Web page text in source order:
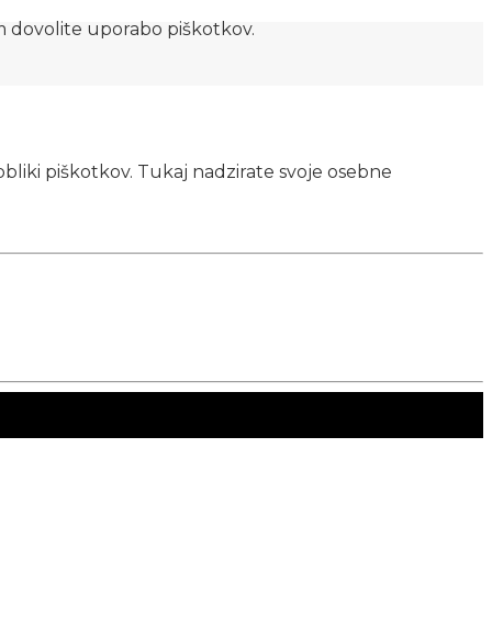
dovolite uporabo piškotkov.
piškotkov. Tukaj nadzirate svoje osebne